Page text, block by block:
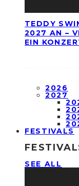
TEDDY
2027 AN –
EIN
2026
2027
FESTIVALS
SEE ALL